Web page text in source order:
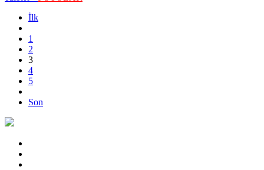
İlk
1
2
3
4
5
Son